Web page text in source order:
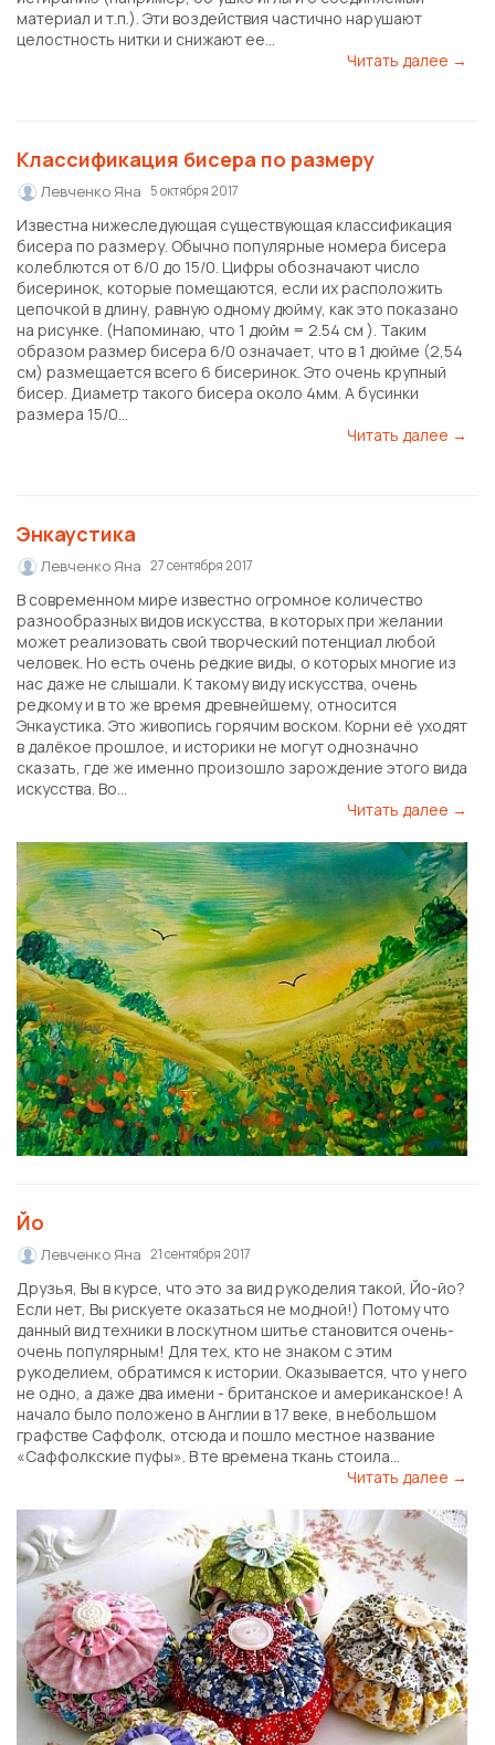
материал и т.п.). Эти воздействия частично нарушают
целостность нитки и снижают ее...
Читать далее →
​Классификация бисера по размеру
Левченко Яна 5 октября 2017
Известна нижеследующая существующая классификация
бисера по размеру. Обычно популярные номера бисера
колеблются от 6/0 до 15/0. Цифры обозначают число
бисеринок, которые помещаются, если их расположить
цепочкой в длину, равную одному дюйму, как это показано
на рисунке. (Напоминаю, что 1 дюйм = 2.54 см ). Таким
образом размер бисера 6/0 означает, что в 1 дюйме (2,54
см) размещается всего 6 бисеринок. Это очень крупный
бисер. Диаметр такого бисера около 4мм. А бусинки
размера 15/0...
Читать далее →
Энкаустика
Левченко Яна 27 сентября 2017
В современном мире известно огромное количество
разнообразных видов искусства, в которых при желании
может реализовать свой творческий потенциал любой
человек. Но есть очень редкие виды, о которых многие из
нас даже не слышали. К такому виду искусства, очень
редкому и в то же время древнейшему, относится
Энкаустика. Это живопись горячим воском. Корни её уходят
в далёкое прошлое, и историки не могут однозначно
сказать, где же именно произошло зарождение этого вида
искусства. Во...
Читать далее →
Йо
Левченко Яна 21 сентября 2017
Друзья, Вы в курсе, что это за вид рукоделия такой, Йо-йо?
Если нет, Вы рискуете оказаться не модной!) Потому что
данный вид техники в лоскутном шитье становится очень-
очень популярным! Для тех, кто не знаком с этим
рукоделием, обратимся к истории. Оказывается, что у него
не одно, а даже два имени - британское и американское! А
начало было положено в Англии в 17 веке, в небольшом
графстве Саффолк, отсюда и пошло местное название
«Саффолкские пуфы». В те времена ткань стоила...
Читать далее →